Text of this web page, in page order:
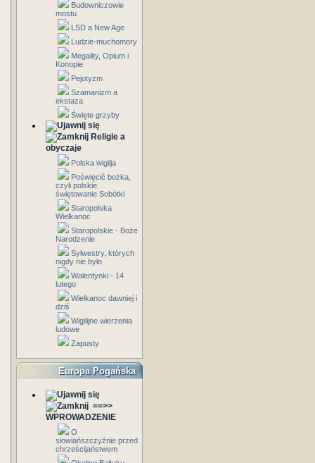
Budowniczowie
mostu
LSD a New Age
Ludzie-muchomory
Megality, Opium i
Konopie
Pejotyzm
Szamanizm a
ekstaza
Święte grzyby
Religie a
obyczaje
Polska wigilja
Poświęcić bożka,
czyli polskie
świętowanie Sobótki
Staropolska
Wielkanoc
Staropolskie - Boże
Narodzenie
Sylwestry, których
nigdy nie było
Walentynki - 14
lutego
Wielkanoc dawniej i
dziś
Wigilijne wierzenia
ludowe
Zapusty
Europa Pogańska
==>>
WPROWADZENIE
O
słowiańszczyźnie przed
chrześcijaństwem